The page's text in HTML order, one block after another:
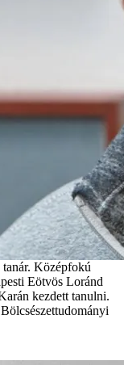
Középfokú
Eötvös Loránd
kezdett tanulni.